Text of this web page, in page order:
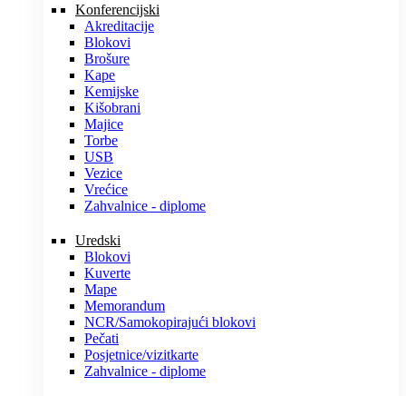
Konferencijski
Akreditacije
Blokovi
Brošure
Kape
Kemijske
Kišobrani
Majice
Torbe
USB
Vezice
Vrećice
Zahvalnice - diplome
Uredski
Blokovi
Kuverte
Mape
Memorandum
NCR/Samokopirajući blokovi
Pečati
Posjetnice/vizitkarte
Zahvalnice - diplome